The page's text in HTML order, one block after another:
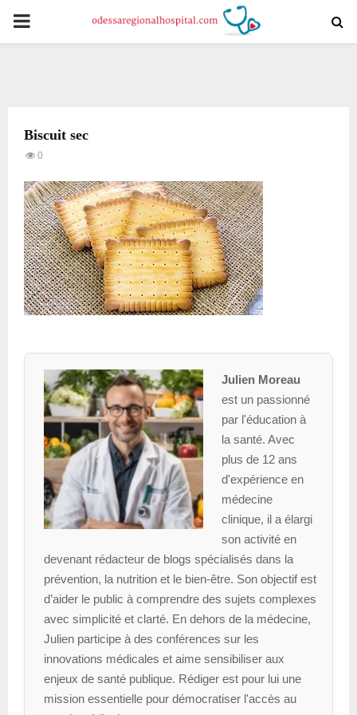
PRIMARY
Biscuit sec
0
Julien Moreau
est un passionné
par l'éducation à
la santé. Avec
plus de 12 ans
d'expérience en
médecine
clinique, il a élargi
son activité en
devenant rédacteur de blogs spécialisés dans la
prévention, la nutrition et le bien-être. Son objectif est
d’aider le public à comprendre des sujets complexes
avec simplicité et clarté. En dehors de la médecine,
Julien participe à des conférences sur les
innovations médicales et aime sensibiliser aux
enjeux de santé publique. Rédiger est pour lui une
mission essentielle pour démocratiser l'accès au